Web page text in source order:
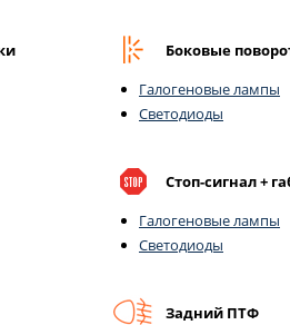
Боковые
Галогеновые лампы
Светодиоды
Стоп-сигнал +
Галогеновые лампы
Светодиоды
Задний ПТФ